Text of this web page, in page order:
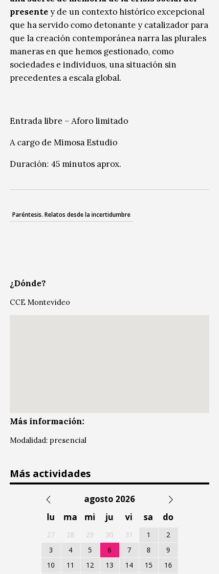
presente y de un contexto histórico excepcional
que ha servido como detonante y catalizador para
que la creación contemporánea narra las plurales
maneras en que hemos gestionado, como
sociedades e individuos, una situación sin
precedentes a escala global.
Entrada libre – Aforo limitado
A cargo de Mimosa Estudio
Duración: 45 minutos aprox.
Paréntesis. Relatos desde la incertidumbre
¿Dónde?
CCE Montevideo
Más información:
Modalidad: presencial
Más actividades
agosto 2026
lu
ma mi ju vi sa do
27 28 29 30 31 1
2
3
4 5 6 7 8
9
10
11 12 13 14 15 16